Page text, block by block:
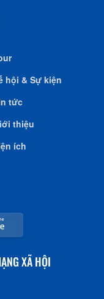
hội & Sự kiện
tức
thiệu
ích
XÃ HỘI